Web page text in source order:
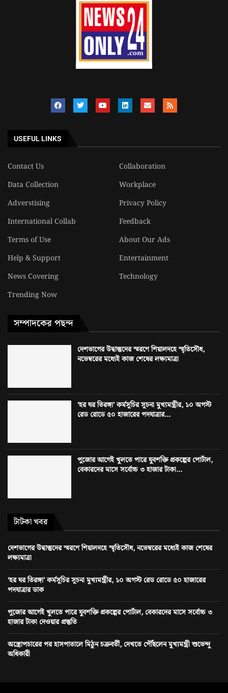
USEFUL LINKS
Contact Us
Collaboration
Data Collection
Workplace
Adverstising
Privacy Policy
International Collab
Feedback
Terms of Use
About Our Ads
Help & Support
Entertainment
News Covering
Technology
Trending Now
সম্পাদকের পছন্দ
দেশভাগের উদ্বাস্তুদের স্মরণে শিয়ালদহে স্মৃতিসৌধ,
নভেম্বরের মধ্যেই কাজ শেষের লক্ষ্যমাত্রা
‘হর ঘর তিরঙ্গা’ কর্মসূচির সূচনা মুখ্যমন্ত্রীর, ১০ অগস্ট
রেড রোডে ৫০ হাজারের পদযাত্রার...
পুজোর আগেই খুলতে পারে যুবশক্তি প্রকল্পের পোর্টাল,
বেকারদের মাসে সর্বোচ্চ ৩ হাজার টাকা...
টাটকা খবর
দেশভাগের উদ্বাস্তুদের স্মরণে শিয়ালদহে স্মৃতিসৌধ, নভেম্বরের মধ্যেই কাজ শেষের
লক্ষ্যমাত্রা
‘হর ঘর তিরঙ্গা’ কর্মসূচির সূচনা মুখ্যমন্ত্রীর, ১০ অগস্ট রেড রোডে ৫০ হাজারের
পদযাত্রার ডাক
পুজোর আগেই খুলতে পারে যুবশক্তি প্রকল্পের পোর্টাল, বেকারদের মাসে সর্বোচ্চ ৩
হাজার টাকা দেওয়ার প্রস্তুতি
অস্ত্রোপচারের পর হাসপাতালে মিঠুন চক্রবর্তী, দেখতে পৌঁছলেন মুখ্যমন্ত্রী শুভেন্দু
অধিকারী